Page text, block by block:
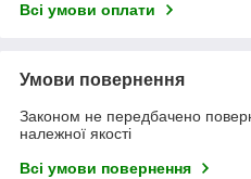
Всі умови оплати
Умови повернення
Законом не передбачено
належної якості
Всі умови повернення